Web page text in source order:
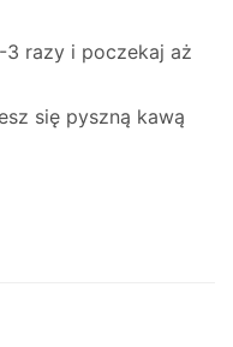
razy i poczekaj aż
się pyszną kawą